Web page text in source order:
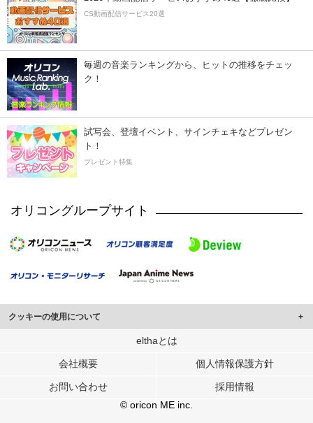
CS動画配信サービス20選
毎週の音楽ランキングから、ヒットの推移をチェッ
ク！
試写会、登壇イベント、サインチェキなどプレゼン
ト！
プレゼント特集
オリコングループサイト
クッキーの使用について
このサイトでは Cookie を使用して、ユーザーに合わせたコンテンツや広告の
行っています。
メディアや広告配信、データ解析の各パートナーに提供しています。
各パートナーは、この情報とユーザーが各パートナーに提供した他の情報や、
ユーザーが各パートナーのサービスを使用したときに収集した他の情報を組み
elthaとは
会社概要 個人情報保護方針
お問い合わせ
採用情報
© oricon ME inc.